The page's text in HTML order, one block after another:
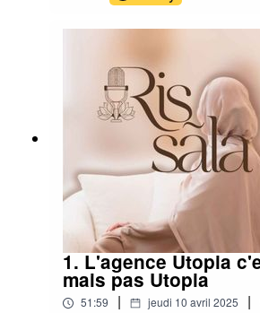
de Station Utopia, et surtout,
conseils concrets pour réussir
mémorable. Restez bien
pas rater l’annonce d’une
intense !
1. L'agence Utopia
mais pas Utopia
51:59 | jeudi 10 avril 2025 |